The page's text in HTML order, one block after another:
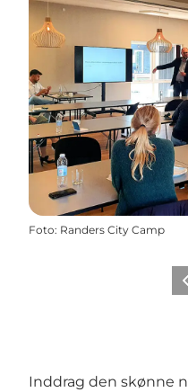
Foto: Randers City Camp
Inddrag den skønne